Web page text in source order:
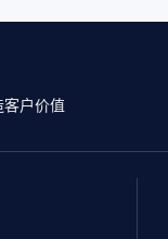
户价值